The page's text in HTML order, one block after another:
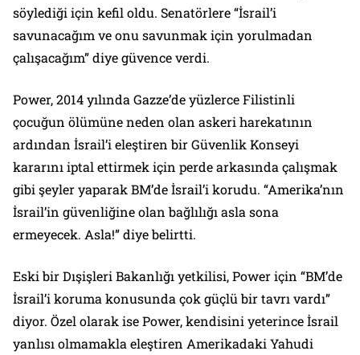
söylediği için kefil oldu. Senatörlere “İsrail’i
savunacağım ve onu savunmak için yorulmadan
çalışacağım” diye güvence verdi.
Power, 2014 yılında Gazze’de yüzlerce Filistinli
çocuğun ölümüne neden olan askeri harekatının
ardından İsrail’i eleştiren bir Güvenlik Konseyi
kararını iptal ettirmek için perde arkasında çalışmak
gibi şeyler yaparak BM’de İsrail’i korudu. “Amerika’nın
İsrail’in güvenliğine olan bağlılığı asla sona
ermeyecek. Asla!” diye belirtti.
Eski bir Dışişleri Bakanlığı yetkilisi, Power için “BM’de
İsrail’i koruma konusunda çok güçlü bir tavrı vardı”
diyor. Özel olarak ise Power, kendisini yeterince İsrail
yanlısı olmamakla eleştiren Amerikadaki Yahudi